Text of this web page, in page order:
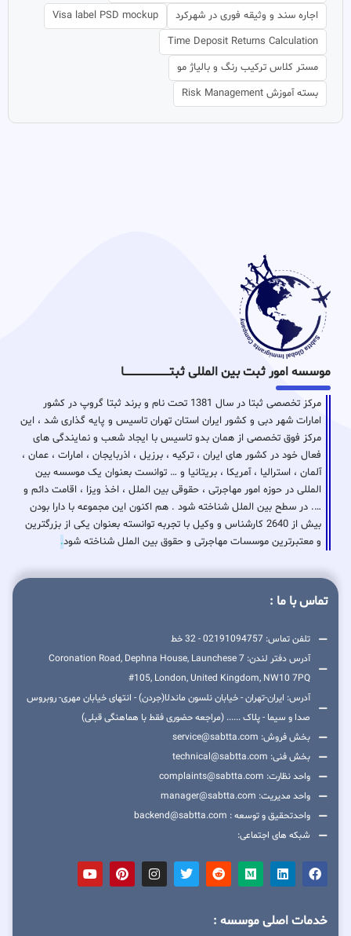
اجاره سند و وثیقه فوری در شهرکرد
Visa label PSD mockup
Time Deposit Returns Calculation
مستر کلاس ترکیب رنگ و بالیاژ مو
بسته آموزش Risk Management
موسسه امور ثبت بین المللی ثبتـــــــــــــــــــــــــــــا
مرکز تخصصی ثبتا در سال 1381 تحت نام و برند ثبتا گروپ در کشور
امارات شهر دبی و کشور ایران استان تهران تاسیس و پایه گذاری شد ، این
مرکز فوق تخصصی از همان بدو تاسیس با ایجاد شعب و نمایندگی های
فعال خود در کشور های ایران ، ترکیه ، برزیل ، اذربایجان ، امارات ، عمان ،
آلمان ، استرالیا ، آمریکا ، بریتانیا و … توانست بعنوان یک موسسه بین
المللی در حوزه امور مهاجرتی ، حقوقی بین الملل ، اخذ ویزا ، اقامت دائم و
…. در سطح بین الملل شناخته شود . هم اکنون این مجموعه با دارا بودن
بیش از 2640 کارشناس و وکیل با تجربه توانسته بعنوان یکی از بزرگترین
و معتبرترین موسسات مهاجرتی و حقوق بین الملل شناخته شود.
تماس با ما :
تلفن تماس: 02191094757 - 32 خط
آدرس دفتر لندن: 7 Coronation Road, Dephna House, Launchese
#105, London, United Kingdom, NW10 7PQ
آدرس: ایران-تهران - خیابان نلسون ماندلا(جردن) - انتهای خیابان مهری- روبروس
صدا و سیما - پلاک ...... (مراجعه حضوری فقط با هماهنگی قبلی)
بخش فروش: service@sabtta.com
بخش فنی: technical@sabtta.com
واحد نظارت: complaints@sabtta.com
واحد مدیریت: manager@sabtta.com
واحدتحقیق و توسعه : backend@sabtta.com
شبکه های اجتماعی:
خدمات اصلی موسسه :